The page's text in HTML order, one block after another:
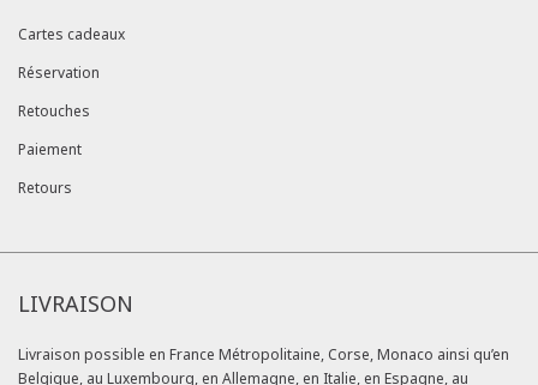
Cartes cadeaux
Réservation
Retouches
Paiement
Retours
LIVRAISON
Livraison possible en France Métropolitaine, Corse, Monaco ainsi qu’en
Belgique, au Luxembourg, en Allemagne, en Italie, en Espagne, au